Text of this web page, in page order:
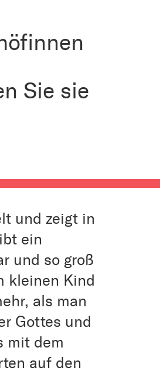
Sie sie
und zeigt in
ein
und so groß
kleinen Kind
als man
Gottes und
mit dem
auf den